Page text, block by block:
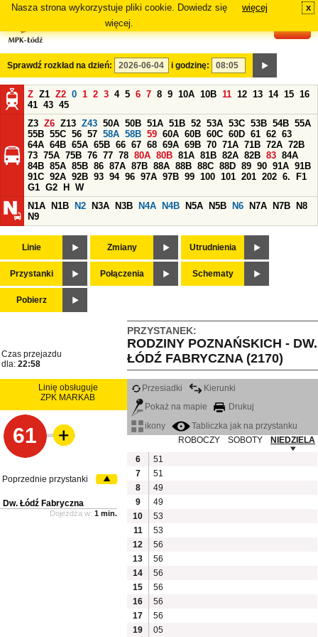
Nasza strona wykorzystuje pliki cookie. Dowiedz się
więcej.
więcej x
Sprawdź rozkład na dzień: i godzinę:
Z Z1 Z2 0 1 2 3 4 5 6 7 8 9 10A 10B 11 12 13 14 15 16
41 43 45
Z3 Z6 Z13 Z43 50A 50B 51A 51B 52 53A 53C 53B 54B 55A
55B 55C 56 57 58A 58B 59 60A 60B 60C 60D 61 62 63
64A 64B 65A 65B 66 67 68 69A 69B 70 71A 71B 72A 72B
73 75A 75B 76 77 78 80A 80B 81A 81B 82A 82B 83 84A
84B 85A 85B 86 87A 87B 88A 88B 88C 88D 89 90 91A 91B
91C 92A 92B 93 94 96 97A 97B 99 100 101 201 202 6.
F1
G1 G2 H
W
N1A
N1B N2 N3A N3B N4A N4B N5A N5B N6 N7A N7B
N8
N9
Linie Zmiany Utrudnienia
Przystanki Połączenia Schematy
Pobierz
PRZYSTANEK:
RODZINY POZNAŃSKICH - DW.
ŁÓDŹ FABRYCZNA (2170)
Czas przejazdu
dla: 22:58
Linię obsługuje
ZPK MARKAB
61
Przesiadki
Kierunki
Pokaż na mapie
Drukuj
ikony
Tabliczka jak na przystanku
ROBOCZY
SOBOTY
NIEDZIELA
6
51
7
51
8
49
9
49
10
53
11
53
12
56
13
56
14
56
15
56
16
56
17
56
19
05
Poprzednie przystanki
Dw. Łódź Fabryczna
Dojeżdża w: 1 min.